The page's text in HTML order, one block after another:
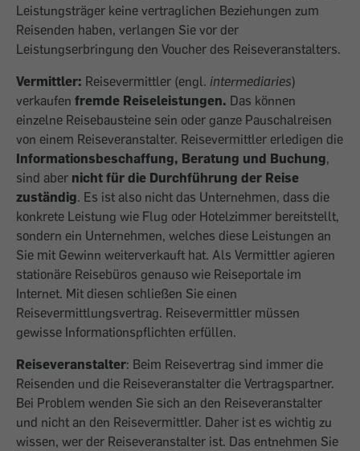
Leistungsträger keine vertraglichen Beziehungen zum
Reisenden haben, verlangen Sie vor der
Leistungserbringung den Voucher des Reiseveranstalters.
Vermittler: Reisevermittler (engl. intermediaries)
verkaufen fremde Reiseleistungen. Das können
einzelne Reisebausteine sein oder ganze Pauschalreisen
von einem Reiseveranstalter. Reisevermittler erledigen die
Informationsbeschaffung, Beratung und Buchung,
sind aber nicht für die Durchführung der Reise
zuständig. Es ist also nicht das Unternehmen, dass die
konkrete Leistung wie Flug oder Hotelzimmer bereitstellt,
sondern ein Unternehmen, welches diese Leistungen an
Sie mit Gewinn weiterverkauft hat. Als Vermittler agieren
stationäre Reisebüros genauso wie Reiseportale im
Internet. Mit diesen schließen Sie einen
Reisevermittlungsvertrag. Reisevermittler müssen
gewisse Informationspflichten erfüllen.
Reiseveranstalter: Beim Reisevertrag sind immer die
Reisenden und die Reiseveranstalter die Vertragspartner.
Bei Problem wenden Sie sich an den Reiseveranstalter
und nicht an den Reisevermittler. Daher ist es wichtig zu
wissen, wer der Reiseveranstalter ist. Das entnehmen Sie